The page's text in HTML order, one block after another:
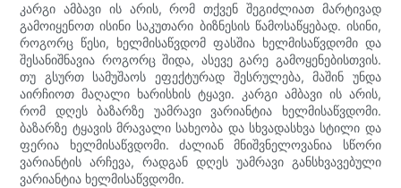
კარგი ამბავი ის არის, რომ თქვენ შეგიძლიათ მარტივად
გამოიყენოთ ისინი საკუთარი ბიზნესის წამოსაწყებად. ისინი,
როგორც წესი, ხელმისაწვდომ ფასშია ხელმისაწვდომი და
შესანიშნავია როგორც შიდა, ასევე გარე გამოყენებისთვის.
თუ გსურთ სამუშაოს ეფექტურად შესრულება, მაშინ უნდა
აირჩიოთ მაღალი ხარისხის ტყავი. კარგი ამბავი ის არის,
რომ დღეს ბაზარზე უამრავი ვარიანტია ხელმისაწვდომი.
ბაზარზე ტყავის მრავალი სახეობა და სხვადასხვა სტილი და
ფერია ხელმისაწვდომი. ძალიან მნიშვნელოვანია სწორი
ვარიანტის არჩევა, რადგან დღეს უამრავი განსხვავებული
ვარიანტია ხელმისაწვდომი.